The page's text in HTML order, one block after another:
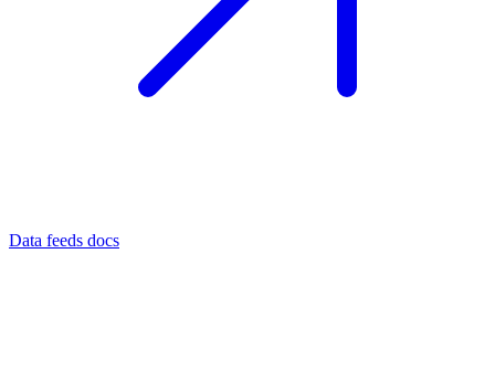
Data feeds docs